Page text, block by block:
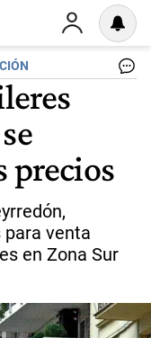
precios
para venta
en Zona Sur